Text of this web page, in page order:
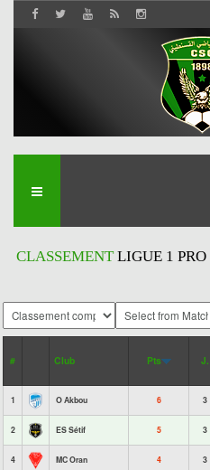
CLASSEMENTLIGUE 1 PRO
# Club Pts J.
1 O Akbou 6 3
2 ES Sétif 5 3
4 MC Oran 4 3